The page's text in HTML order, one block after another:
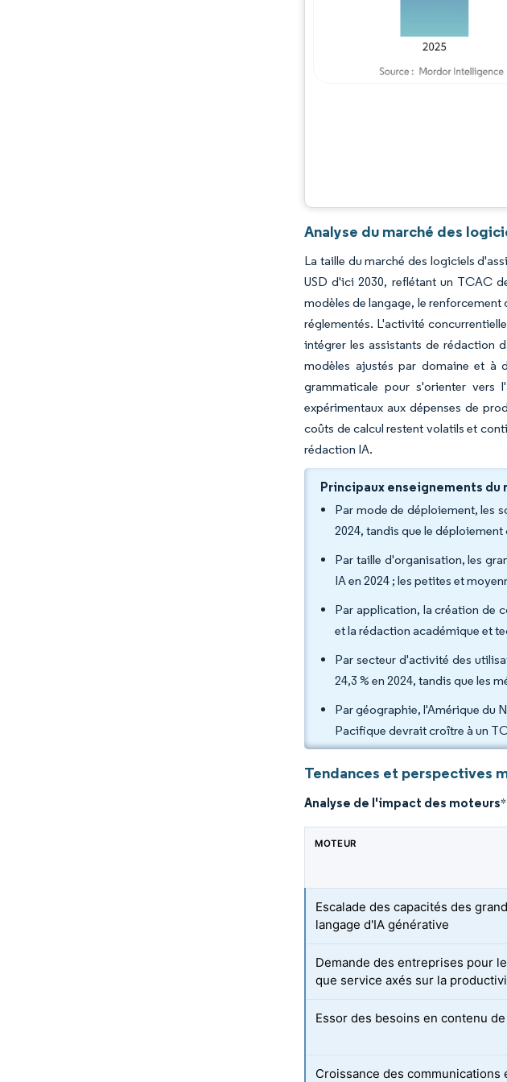
Analyse du marché des
La taille du marché des logiciels
USD d'ici 2030, reflétant un TCAC
modèles de langage, le renforcement
réglementés. L'activité
intégrer les assistants de rédaction
modèles ajustés par domaine et à
grammaticale pour s'orienter vers
expérimentaux aux dépenses de
coûts de calcul restent volatils et
rédaction IA.
Principaux enseignements du
Par mode de déploiement, les
2024, tandis que le
Par taille d'organisation, les
IA en 2024 ; les petites et
Par application, la création de
et la rédaction académique et
Par secteur d'activité des
24,3 % en 2024, tandis que les
Par géographie, l'Amérique du
Pacifique devrait croître à un
Tendances et perspectives
Analyse de l'impact des moteurs*
MOTEUR
Escalade des capacités des
langage d'IA générative
Demande des entreprises pour
que service axés sur la
Essor des besoins en contenu
Croissance des communications